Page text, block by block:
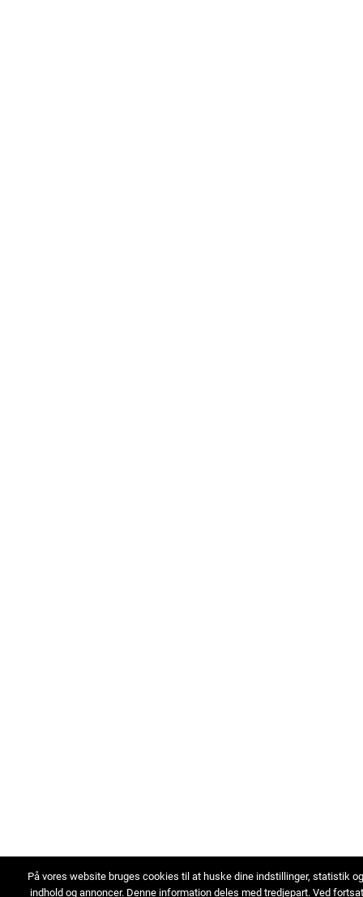
På vores website bruges cookies til at huske dine indstillinger, statistik
indhold og annoncer. Denne information deles med tredjepart. Ved